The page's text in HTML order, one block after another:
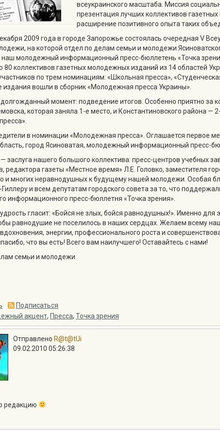
всеукраинского масштаба. Миссия
презентация лучших коллективов
расширение позитивного опыта таких
2009 года в городе Запорожье состоялась очередная V
на которой отдел по делам семьи и молодежи
наш молодежный информационный пресс-бюллетень «Точка
80 коллективов газетных молодежных изданий из 14 областей
по трем номинациям: «Школьная пресса»,
издания вошли в сборник «Молодежная пресса Украины».
момент: подведение итогов. Особенно приятно за
которая заняла 1-е место, и Константиновского района —
в номинации «Молодежная пресса». Оглашается первое
город Ясиноватая, молодежный информационный пресс-
заслуга нашего большого коллектива: пресс-центров учебных
редактора газеты «Местное время» Л.Е. Головко, заместителя
и многих неравнодушных к будущему нашей молодежи. Особая
и всем депутатам городского совета за то, что
информационного пресс-бюллетня «Точка зрения».
гласит: «Бойся не злых, бойся равнодушных!». Именно для
равнодушие не поселилось в наших сердцах. Желаем всему
энергии, профессионального роста и
что вы есть! Всего вам наилучшего! Оставайтесь с нами!
семьи и молодежи
Подписаться
акцент, Пресса, Точка зрения
Отправлено R@t@tUi
09.02.2010 05:26:38
редакцию